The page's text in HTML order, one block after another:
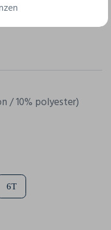
/ 10% polyester)
6T